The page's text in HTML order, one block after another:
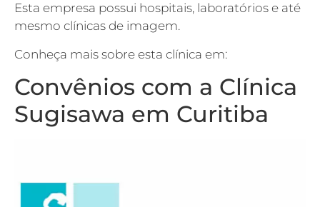
Esta empresa possui hospitais, laboratórios e até
mesmo clínicas de imagem.
Conheça mais sobre esta clínica em:
Convênios com a Clínica
Sugisawa em Curitiba